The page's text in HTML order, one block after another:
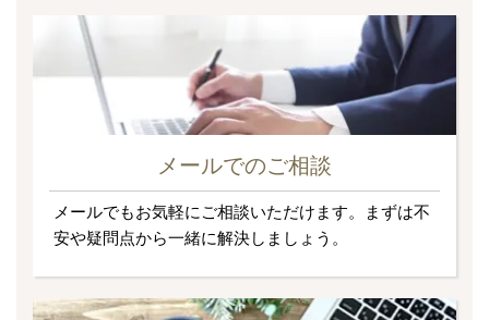
メールでのご相談
メールでもお気軽にご相談いただけます。まずは不
安や疑問点から一緒に解決しましょう。